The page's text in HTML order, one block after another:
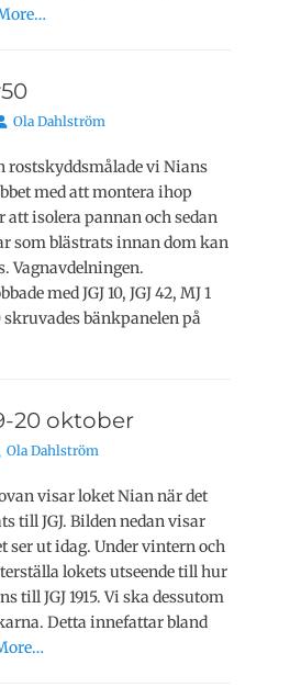
Ola Dahlström
rostskyddsmålade vi Nians
med att montera ihop
att isolera pannan och sedan
som blästrats innan dom kan
Vagnavdelningen.
med JGJ 10, JGJ 42, MJ 1
skruvades bänkpanelen på
20 oktober
Ola Dahlström
visar loket Nian när det
till JGJ. Bilden nedan visar
ser ut idag. Under vintern och
lokets utseende till hur
till JGJ 1915. Vi ska dessutom
Detta innefattar bland